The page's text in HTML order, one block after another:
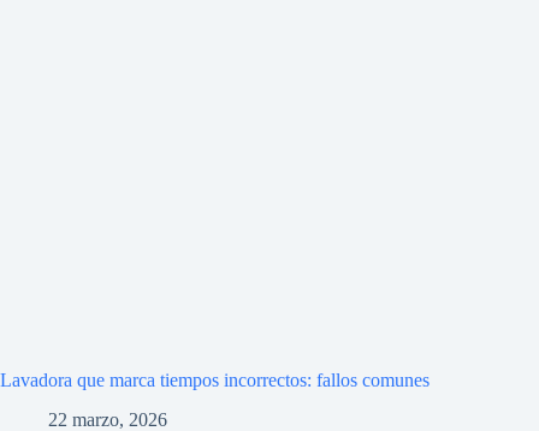
Lavadora que marca tiempos incorrectos: fallos comunes
22 marzo, 2026